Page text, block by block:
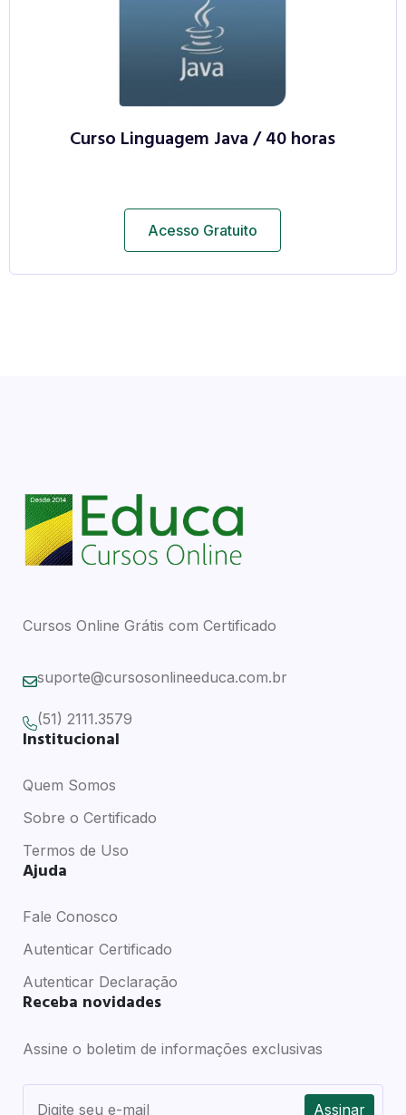
Curso Linguagem Java / 40 horas
Acesso Gratuito
Cursos Online Grátis com Certificado
suporte@cursosonlineeduca.com.br
(51) 2111.3579
Institucional
Quem Somos
Sobre o Certificado
Termos de Uso
Ajuda
Fale Conosco
Autenticar Certificado
Autenticar Declaração
Receba novidades
Assine o boletim de informações exclusivas
Assinar